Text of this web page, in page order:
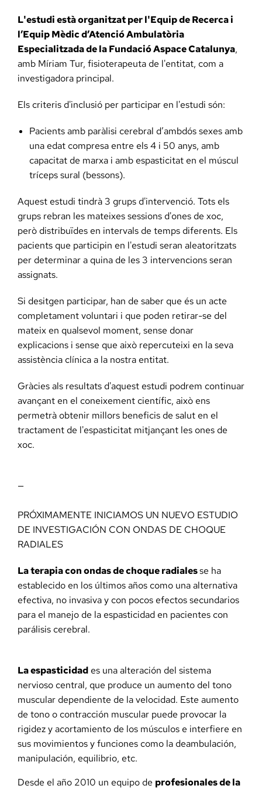
L'estudi està organitzat per l'Equip de Recerca i
l’Equip Mèdic d’Atenció Ambulatòria
Especialitzada de la Fundació Aspace Catalunya,
amb Míriam Tur, fisioterapeuta de l'entitat, com a
investigadora principal.
Els criteris d'inclusió per participar en l'estudi són:
Pacients amb paràlisi cerebral d’ambdós sexes amb
una edat compresa entre els 4 i 50 anys, amb
capacitat de marxa i amb espasticitat en el múscul
tríceps sural (bessons).
Aquest estudi tindrà 3 grups d'intervenció. Tots els
grups rebran les mateixes sessions d'ones de xoc,
però distribuïdes en intervals de temps diferents. Els
pacients que participin en l'estudi seran aleatoritzats
per determinar a quina de les 3 intervencions seran
assignats.
Si desitgen participar, han de saber que és un acte
completament voluntari i que poden retirar-se del
mateix en qualsevol moment, sense donar
explicacions i sense que això repercuteixi en la seva
assistència clínica a la nostra entitat.
Gràcies als resultats d'aquest estudi podrem continuar
avançant en el coneixement científic, això ens
permetrà obtenir millors beneficis de salut en el
tractament de l'espasticitat mitjançant les ones de
xoc.
—
PRÓXIMAMENTE INICIAMOS UN NUEVO ESTUDIO
DE INVESTIGACIÓN CON ONDAS DE CHOQUE
RADIALES
La terapia con ondas de choque radialesse ha
establecido en los últimos años como una alternativa
efectiva, no invasiva y con pocos efectos secundarios
para el manejo de la espasticidad en pacientes con
parálisis cerebral.
La espasticidades una alteración del sistema
nervioso central, que produce un aumento del tono
muscular dependiente de la velocidad. Este aumento
de tono o contracción muscular puede provocar la
rigidez y acortamiento de los músculos e interfiere en
sus movimientos y funciones como la deambulación,
manipulación, equilibrio, etc.
Desde el año 2010 un equipo de profesionales de la